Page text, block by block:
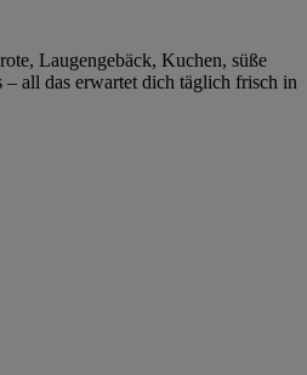
Laugengebäck, Kuchen, süße
– all das erwartet dich täglich frisch in